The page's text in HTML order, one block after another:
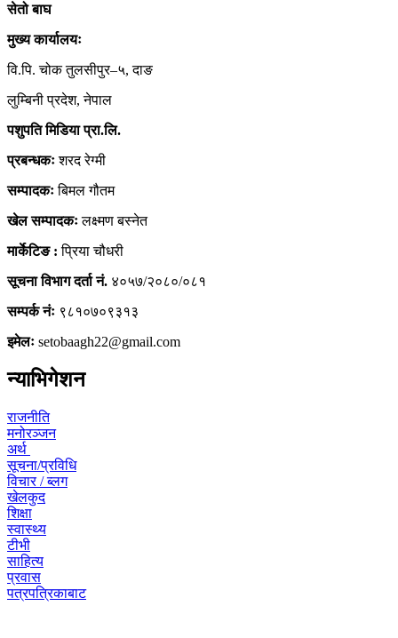
सेतो बाघ
मुख्य कार्यालयः
वि.पि. चोक तुलसीपुर–५, दाङ
लुम्बिनी प्रदेश, नेपाल
पशुपति मिडिया प्रा.लि.
प्रबन्धकःशरद रेग्मी
सम्पादकःबिमल गौतम
खेल सम्पादकःलक्ष्मण बस्नेत
मार्केटिङ :प्रिया चौधरी
सूचना विभाग दर्ता नं. ४०५७/२०८०/०८१
सम्पर्क नंः ९८१०७०९३१३
इमेलः setobaagh22@gmail.com
न्याभिगेशन
राजनीति
मनोरञ्जन
अर्थ
सूचना/प्रविधि
विचार / ब्लग
खेलकुद
शिक्षा
स्वास्थ्य
टीभी
साहित्य
प्रवास
पत्रपत्रिकाबाट